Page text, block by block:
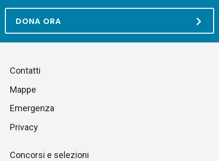
DONA ORA
Salta
sezione
Piè
di
pagina
Contatti
Mappe
Emergenza
Privacy
Concorsi e selezioni